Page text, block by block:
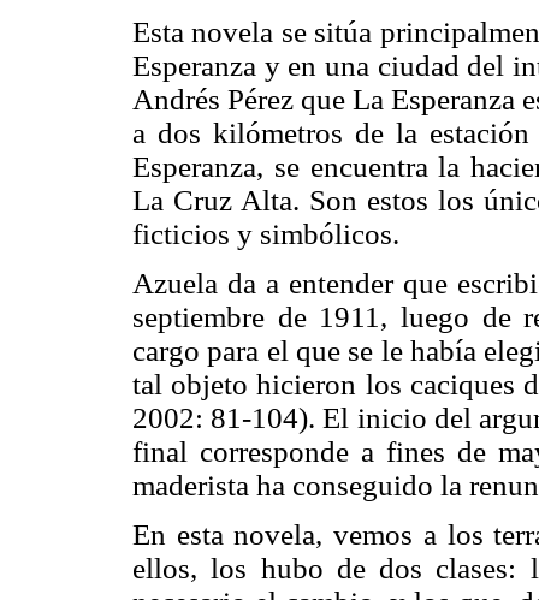
Esta novela se sitúa
Esperanza y en una ciudad del
Andrés Pérez que La Esperanza
a dos kilómetros de la
Esperanza, se encuentra la
La Cruz Alta. Son estos los
ficticios y simbólicos.
Azuela da a entender que
septiembre de 1911, luego de
cargo para el que se le había
tal objeto hicieron los caciques
2002: 81-104). El inicio del
final corresponde a fines de
maderista ha conseguido la
En esta novela, vemos a los
ellos, los hubo de dos clases: